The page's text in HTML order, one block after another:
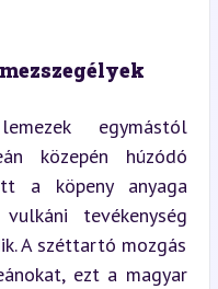
egymástól
közepén húzódó
a köpeny anyaga
tevékenység
A széttartó mozgás
ezt a magyar